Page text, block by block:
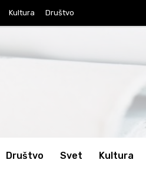
Kultura Društvo
Društvo Svet Kultura